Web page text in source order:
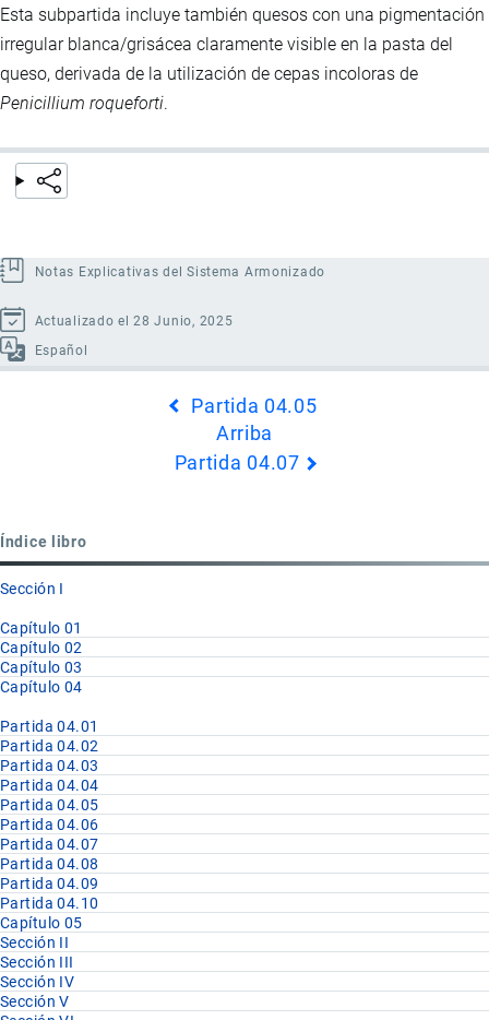
Esta subpartida incluye también quesos con una pigmentación
irregular blanca/grisácea claramente visible en la pasta del
queso, derivada de la utilización de cepas incoloras de
Penicillium roqueforti.
Notas Explicativas del Sistema Armonizado
Actualizado el 28 Junio, 2025
Español
04.06
Partida 04.05
Arriba
Partida 04.07
Índice libro
Sección I
Capítulo 01
Capítulo 02
Capítulo 03
Capítulo 04
Partida 04.01
Partida 04.02
Partida 04.03
Partida 04.04
Partida 04.05
Partida 04.06
Partida 04.07
Partida 04.08
Partida 04.09
Partida 04.10
Capítulo 05
Sección II
Sección III
Sección IV
Sección V